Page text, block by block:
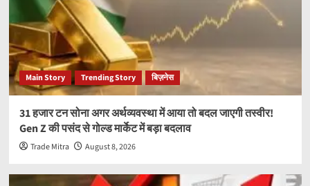
Main Story Trending Story बिज़नेस
31 हजार टन सोना अगर अर्थव्यवस्था में आया तो बदल जाएगी तस्वीर!
Gen Z की पसंद से गोल्ड मार्केट में बड़ा बदलाव
Trade Mitra August 8, 2026